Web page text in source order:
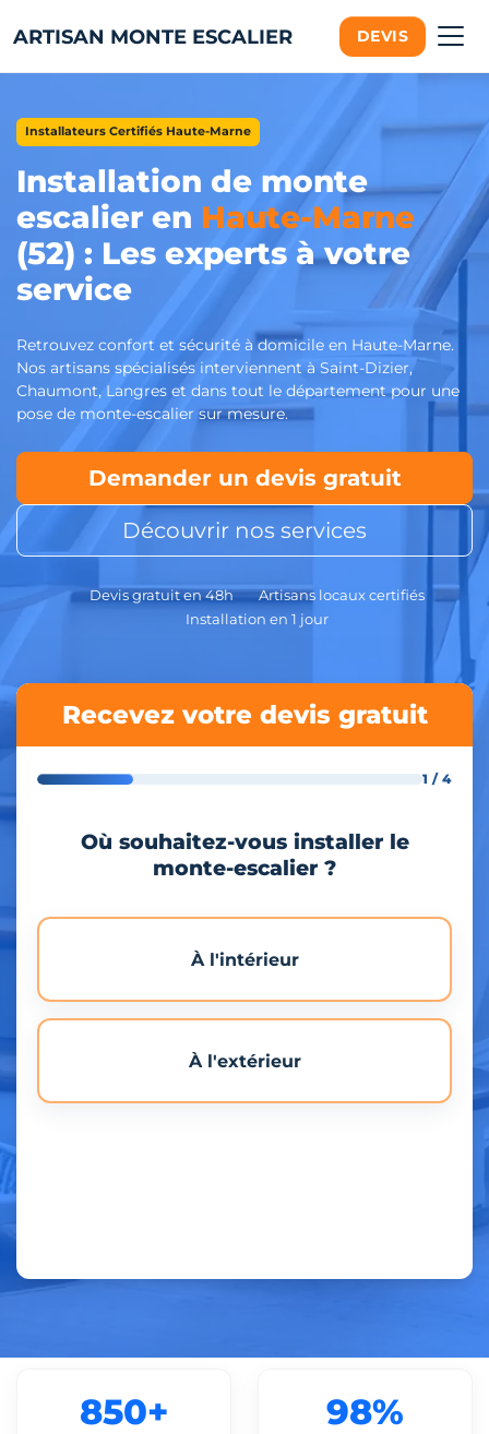
ARTISAN MONTE ESCALIER DEVIS
Installateurs Certifiés Haute-Marne
Installation de monte
escalier en Haute-Marne
(52) : Les experts à votre
service
Retrouvez confort et sécurité à domicile en Haute-Marne.
Nos artisans spécialisés interviennent à Saint-Dizier,
Chaumont, Langres et dans tout le département pour une
pose de monte-escalier sur mesure.
Demander un devis gratuit
Découvrir nos services
Devis gratuit en 48h
Artisans locaux certifiés
Installation en 1 jour
Recevez votre devis gratuit
1 / 4
Où souhaitez-vous installer le
monte-escalier ?
À l'intérieur
À l'extérieur
850+ 98%